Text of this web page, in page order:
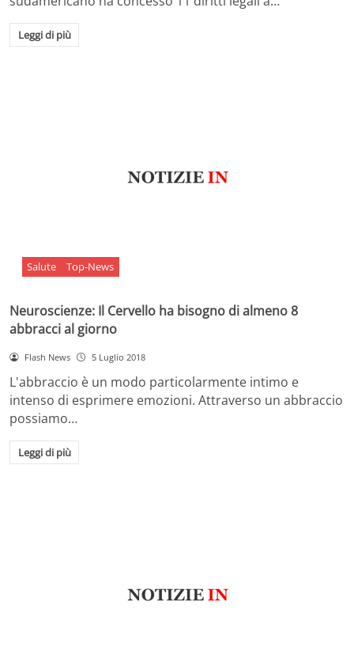
Leggi di più
Salute Top-News
Neuroscienze: Il Cervello ha bisogno di almeno 8
abbracci al giorno
Flash News 5 Luglio 2018
L'abbraccio è un modo particolarmente intimo e
intenso di esprimere emozioni. Attraverso un abbraccio
possiamo…
Leggi di più